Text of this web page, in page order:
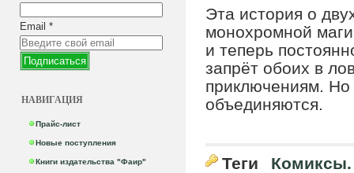
Email *
НАВИГАЦИЯ
Прайс-лист
Новые поступления
Книги издательства "Фаир"
Эта история о
монохромной
и теперь
запрёт обоих в
приключениям.
объединяются.
Теги